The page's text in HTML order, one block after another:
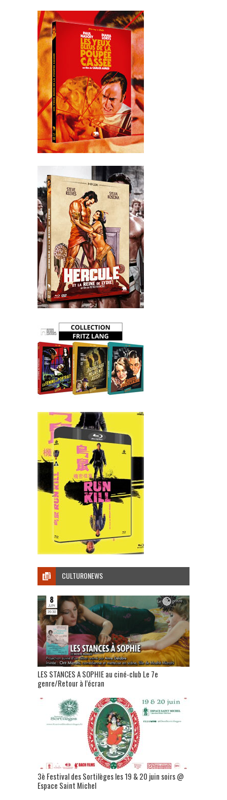
CULTURONEWS
LES STANCES A SOPHIE au ciné-club Le 7e
genre/Retour à l’écran
3è Festival des Sortilèges les 19 & 20 juin soirs @
Espace Saint Michel